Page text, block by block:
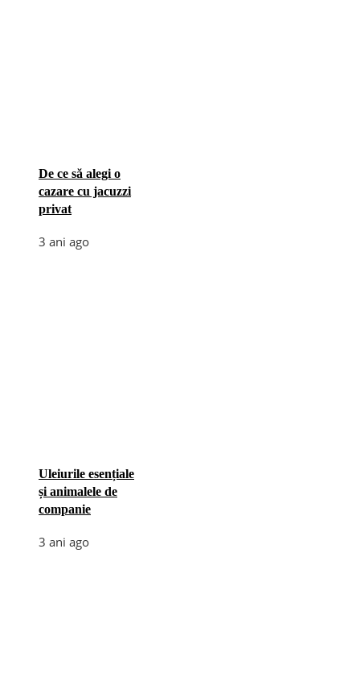
De ce să alegi o
cazare cu jacuzzi
privat
3 ani ago
Uleiurile esențiale
și animalele de
companie
3 ani ago